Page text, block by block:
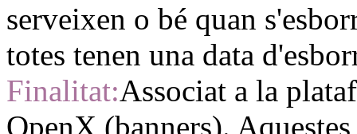
serveixen o bé quan
totes tenen una data
Finalitat:Associat a la
OpenX (banners).